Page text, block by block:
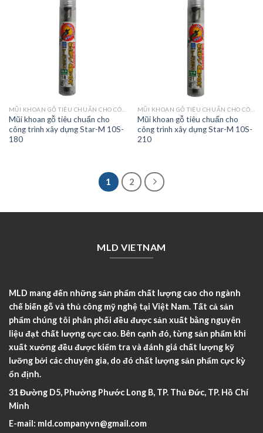
Mũi khoan gỗ tiêu chuẩn cho
công trình xây dựng Star-M 10S-
180
Mũi khoan gỗ tiêu chuẩn cho
công trình xây dựng Star-M 10S-
210
1 2
MLD VIETNAM
MLD mang đến những sản phẩm chất lượng cao cho ngành
chế biến gỗ và thủ công mỹ nghệ tại Việt Nam. Tất cả sản
phẩm chúng tôi phân phối đều được sản xuất bằng nguyên
liệu đạt chất lượng cực cao. Bên cạnh đó, từng sản phẩm khi
xuất xưởng đều được kiểm tra và đánh giá chất lượng kỹ
lưỡng bởi các chuyên gia, do đó chất lượng sản phẩm cực kỳ
ổn định.
31 Đường D5, Phường Phước Long B, TP. Thủ Đức, TP. Hồ Chí
Minh
E-mail: mld.companyvn@gmail.com